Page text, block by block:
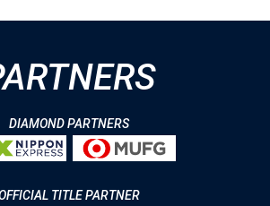
DIAMOND PARTNERS
TITLE PARTNER